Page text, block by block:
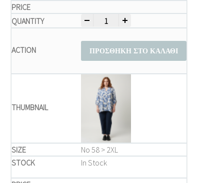
Μπλούζα Plus size quantity
ΠΡΟΣΘΉΚΗ ΣΤΟ ΚΑΛΆΘΙ
Νο 58 > 2XL
In Stock